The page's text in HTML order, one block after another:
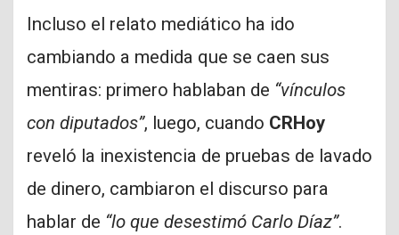
Incluso el relato mediático ha ido
cambiando a medida que se caen sus
mentiras: primero hablaban de “vínculos
con diputados”, luego, cuando CRHoy
reveló la inexistencia de pruebas de lavado
de dinero, cambiaron el discurso para
hablar de “lo que desestimó Carlo Díaz”.